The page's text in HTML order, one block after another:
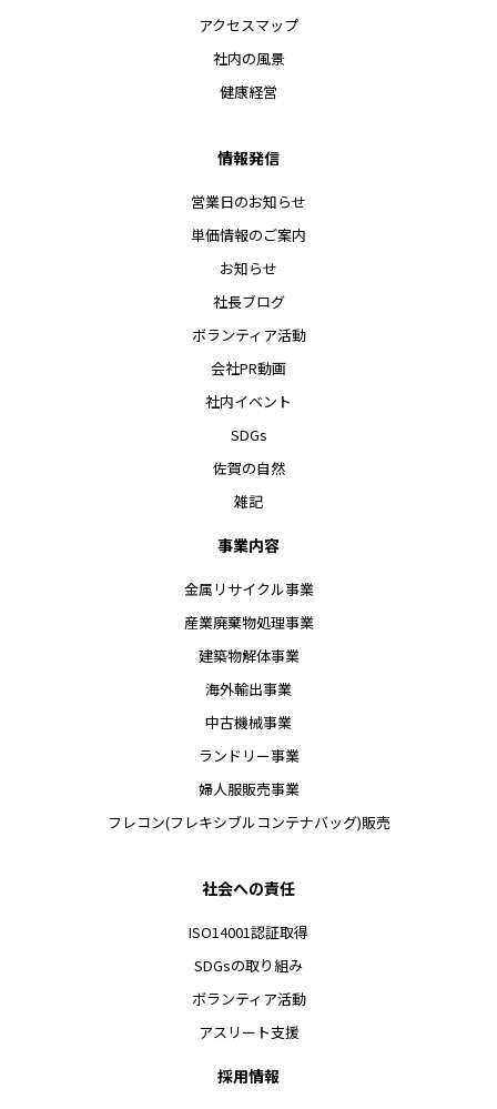
アクセスマップ
社内の風景
健康経営
情報発信
営業日のお知らせ
単価情報のご案内
お知らせ
社長ブログ
ボランティア活動
会社PR動画
社内イベント
SDGs
佐賀の自然
雑記
事業内容
金属リサイクル事業
産業廃棄物処理事業
建築物解体事業
海外輸出事業
中古機械事業
ランドリー事業
婦人服販売事業
フレコン(フレキシブルコンテナバッグ)販売
社会への責任
ISO14001認証取得
SDGsの取り組み
ボランティア活動
アスリート支援
採用情報